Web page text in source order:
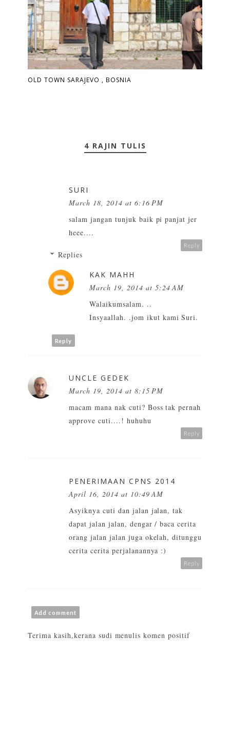
OLD TOWN SARAJEVO , BOSNIA
4 RAJIN TULIS
SURI
March 18, 2014 at 6:16 PM
salam jangan tunjuk baik pi panjat jer
heee....
Reply
Replies
KAK MAHH
March 19, 2014 at 5:24 AM
Walaikumsalam. ..
Insyaallah. .jom ikut kami Suri.
Reply
UNCLE GEDEK
March 19, 2014 at 8:15 PM
macam mana nak cuti? Boss tak pernah
approve cuti....! huhuhu
Reply
PENERIMAAN CPNS 2014
April 16, 2014 at 10:49 AM
Asyiknya cuti dan jalan jalan, tak
dapat jalan jalan, dengar / baca cerita
orang jalan jalan juga okelah, ditunggu
cerita cerita perjalanannya :)
Reply
Add comment
Terima kasih,kerana sudi menulis komen positif